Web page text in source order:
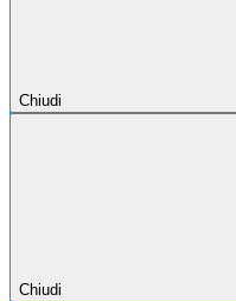
Chiudi
Chiudi